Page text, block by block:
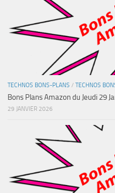
TECHNOS BONS-PLANS / TECHNOS
Bons Plans Amazon du Jeudi 29
29 JANVIER 2026